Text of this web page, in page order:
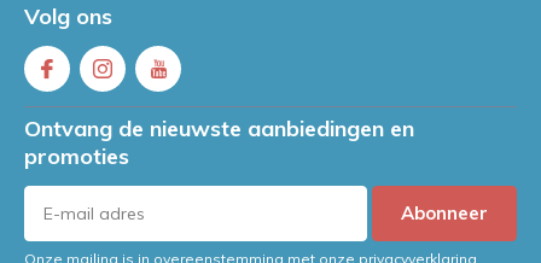
Volg ons
Ontvang de nieuwste aanbiedingen en
promoties
Abonneer
Onze mailing is in overeenstemming met onze privacyverklaring